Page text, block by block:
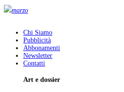
marzo
Chi Siamo
Pubblicità
Abbonamenti
Newsletter
Contatti
Art e dossier